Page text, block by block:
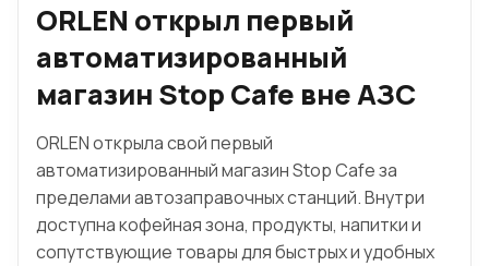
ORLEN открыл первый
автоматизированный
магазин Stop Cafe вне АЗС
ORLEN открыла свой первый
автоматизированный магазин Stop Cafe за
пределами автозаправочных станций. Внутри
доступна кофейная зона, продукты, напитки и
сопутствующие товары для быстрых и удобных